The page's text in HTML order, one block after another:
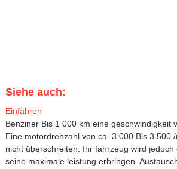
Siehe auch:
Einfahren
Benziner Bis 1 000 km eine geschwindigkeit
Eine motordrehzahl von ca. 3 000 Bis 3 500
nicht überschreiten. Ihr fahrzeug wird
seine maximale leistung erbringen.